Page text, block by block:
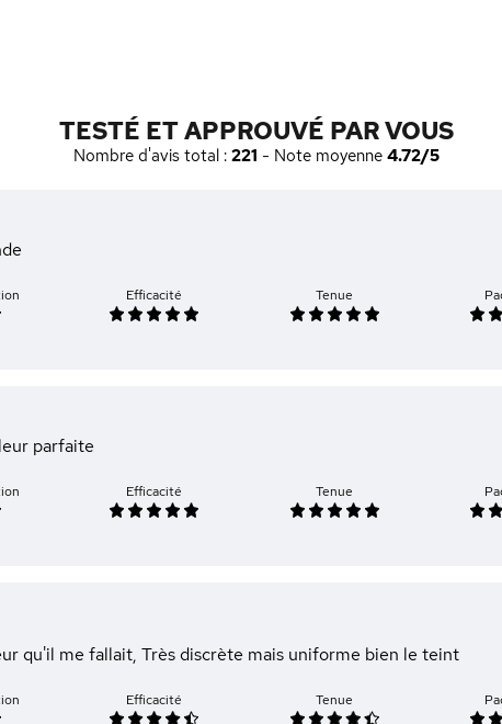
TESTÉ ET APPROUVÉ PAR VOUS
Nombre d'avis total : 221 - Note moyenne 4.72/5
Efficacité Tenue
parfaite
Efficacité Tenue
qu'il me fallait, Très discrète mais uniforme bien le teint
Efficacité Tenue